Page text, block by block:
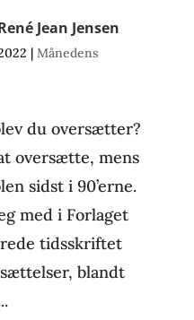
Jean Jensen
| Månedens
du oversætter?
oversætte, mens
sidst i 90’erne.
med i Forlaget
tidsskriftet
blandt